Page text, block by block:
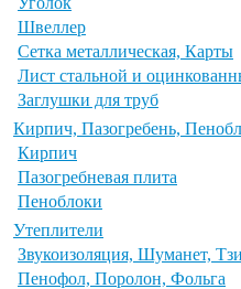
Швеллер
Сетка металлическая, Карты
Лист стальной и
Заглушки для труб
Кирпич, Пазогребень,
Кирпич
Пазогребневая плита
Пеноблоки
Утеплители
Звукоизоляция, Шуманет, Тзи
Пенофол, Поролон, Фольга